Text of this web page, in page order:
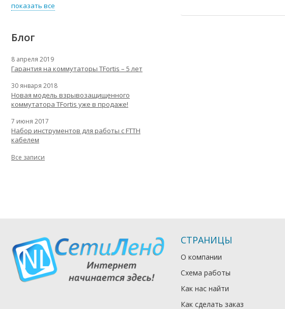
показать все
Блог
8 апреля 2019
Гарантия на коммутаторы TFortis – 5 лет
30 января 2018
Новая модель взрывозащищенного
коммутатора TFortis уже в продаже!
7 июня 2017
Набор инструментов для работы с FTTH
кабелем
Все записи
СТРАНИЦЫ
О компании
Схема работы
Как нас найти
Как сделать заказ